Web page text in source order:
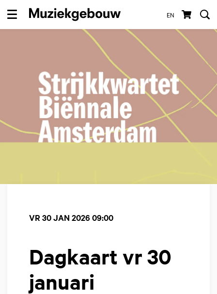
EN
Menu
Dagkaart vr 30
januari
VR 30 JAN 2026 09:00